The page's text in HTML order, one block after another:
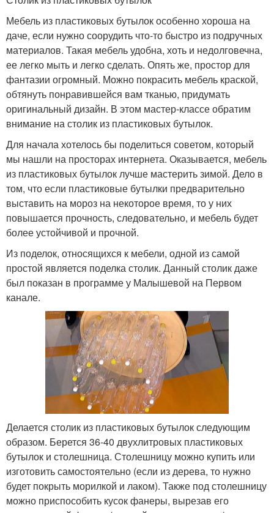
Мебель из пластиковых бутылок особенно хороша на
даче, если нужно соорудить что-то быстро из подручных
материалов. Такая мебель удобна, хоть и недолговечна,
ее легко мыть и легко сделать. Опять же, простор для
фантазии огромный. Можно покрасить мебель краской,
обтянуть понравившейся вам тканью, придумать
оригинальный дизайн. В этом мастер-классе обратим
внимание на столик из пластиковых бутылок.
Для начала хотелось бы поделиться советом, который
мы нашли на просторах интернета. Оказывается, мебель
из пластиковых бутылок лучше мастерить зимой. Дело в
том, что если пластиковые бутылки предварительно
выставить на мороз на некоторое время, то у них
повышается прочность, следовательно, и мебель будет
более устойчивой и прочной.
Из поделок, относящихся к мебели, одной из самой
простой является поделка столик. Данный столик даже
был показан в программе у Малышевой на Первом
канале.
Делается столик из пластиковых бутылок следующим
образом. Берется 36-40 двухлитровых пластиковых
бутылок и столешница. Столешницу можно купить или
изготовить самостоятельно (если из дерева, то нужно
будет покрыть морилкой и лаком). Также под столешницу
можно приспособить кусок фанеры, вырезав его